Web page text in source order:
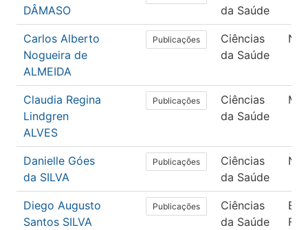
DÂMASO
da Saúde
Carlos Alberto
Nogueira de
ALMEIDA
Publicações
Ciências
da Saúde
Claudia Regina
Lindgren
ALVES
Publicações
Ciências
da Saúde
Danielle Góes
da SILVA
Publicações
Ciências
da Saúde
Diego Augusto
Santos SILVA
Publicações
Ciências
da Saúde